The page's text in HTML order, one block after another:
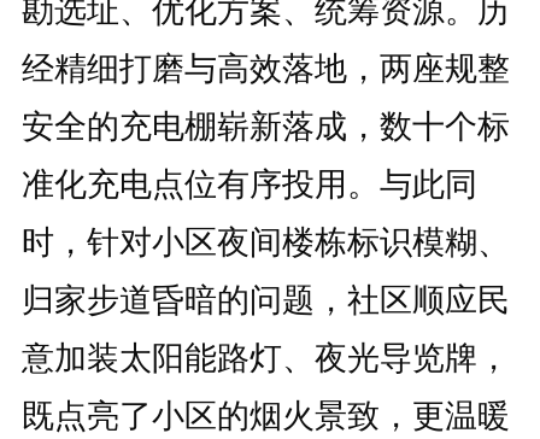
勘选址、优化方案、统筹资源。历
经精细打磨与高效落地，两座规整
安全的充电棚崭新落成，数十个标
准化充电点位有序投用。与此同
时，针对小区夜间楼栋标识模糊、
归家步道昏暗的问题，社区顺应民
意加装太阳能路灯、夜光导览牌，
既点亮了小区的烟火景致，更温暖